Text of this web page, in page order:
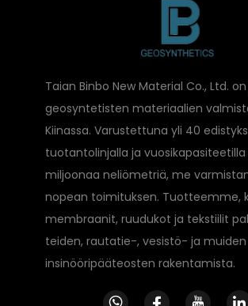
Taian Binbo New Material Co., Ltd.
geosyntetisten materiaalien
Kiinassa. Varustettuna yli 40
tuotantolinjalla ja vuosikapasiteetilla
miljoonaa neliömetriä, me
nopean toimituksen. Tuotteemme,
membraanit, ruudukot ja tekstiilit
teiden, rautatie-, vesistö- ja muiden
insinööripääteosten rakentamista.